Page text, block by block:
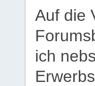
Auf die
ich